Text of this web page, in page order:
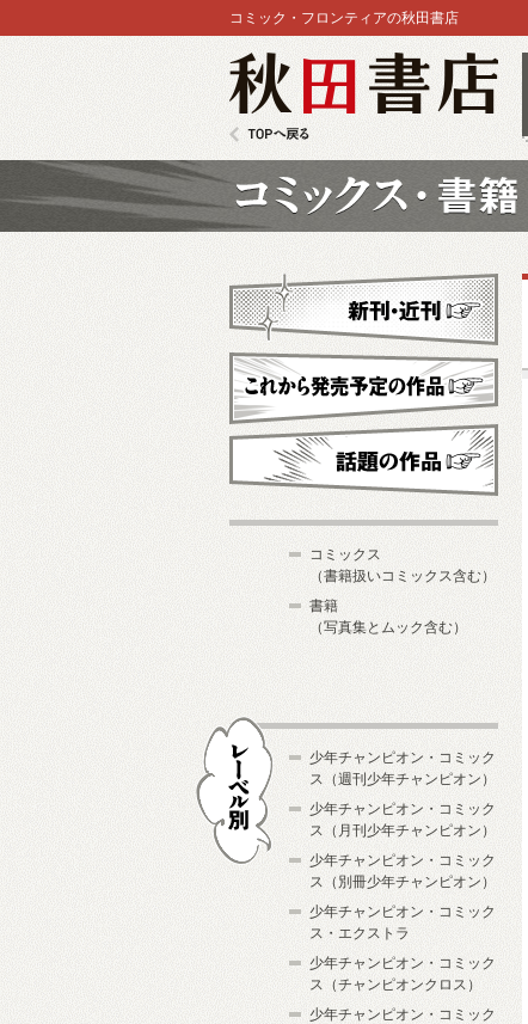
コミック・フロンティアの秋田書店
新刊・近刊
これから発売予定
コミックス
（書籍扱いコミックス含む）
書籍
（写真集とムック含む）
少年チャンピオン・コミック
ス（週刊少年チャンピオン）
少年チャンピオン・コミック
ス（月刊少年チャンピオン）
少年チャンピオン・コミック
ス（別冊少年チャンピオン）
少年チャンピオン・コミック
ス・エクストラ
少年チャンピオン・コミック
ス（チャンピオンクロス）
少年チャンピオン・コミック